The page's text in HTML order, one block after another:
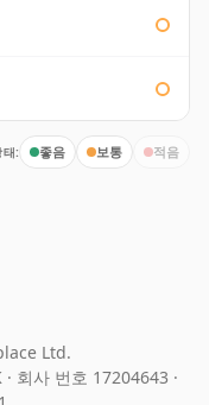
: 좋음 보통 적음
Ltd.
회사 번호 17204643 ·